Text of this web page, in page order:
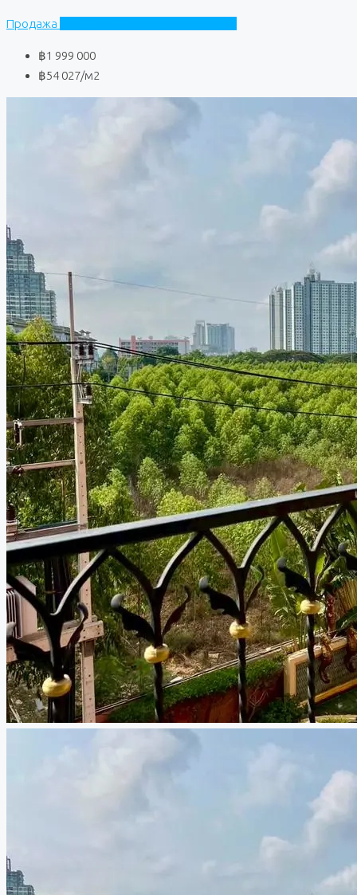
Продажа
฿1 999 000
฿54 027/м2